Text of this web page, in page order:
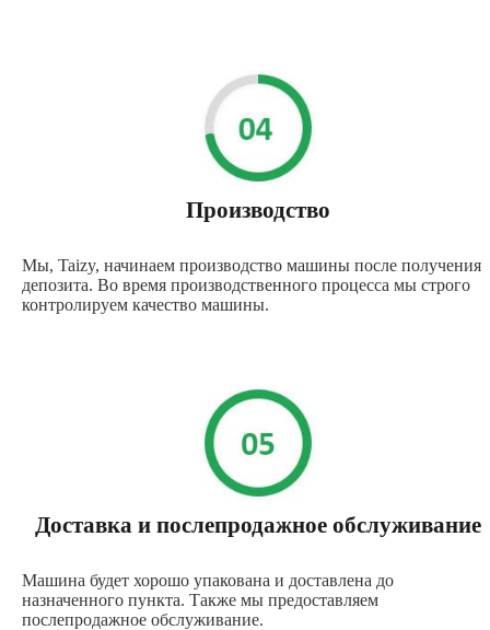
Производство
Мы, Taizy, начинаем производство машины после получения
депозита. Во время производственного процесса мы строго
контролируем качество машины.
Доставка и послепродажное обслуживание
Машина будет хорошо упакована и доставлена до
назначенного пункта. Также мы предоставляем
послепродажное обслуживание.